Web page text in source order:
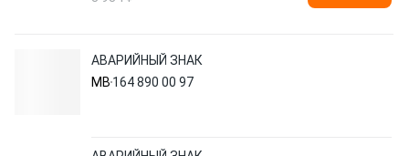
АВАРИЙНЫЙ ЗНАК
MB 164 890 00 97